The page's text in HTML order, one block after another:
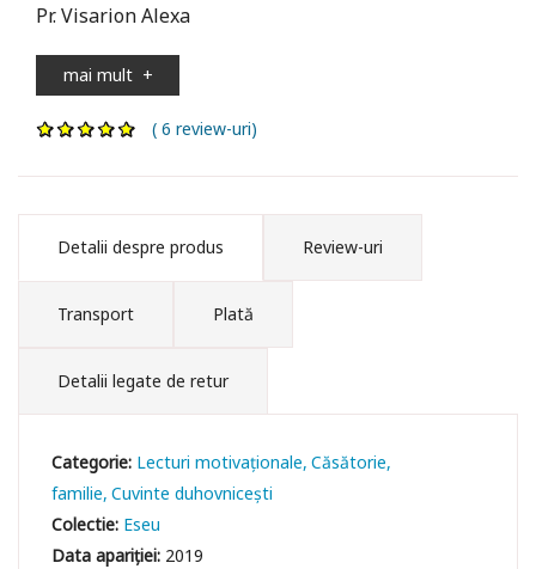
Pr. Visarion Alexa
mai mult +
( 6 review-uri)
Detalii despre produs Review-uri
Transport Plată
Detalii legate de retur
Categorie: Lecturi motivaționale Căsătorie,
familie Cuvinte duhovniceşti
Colectie: Eseu
Data apariției: 2019